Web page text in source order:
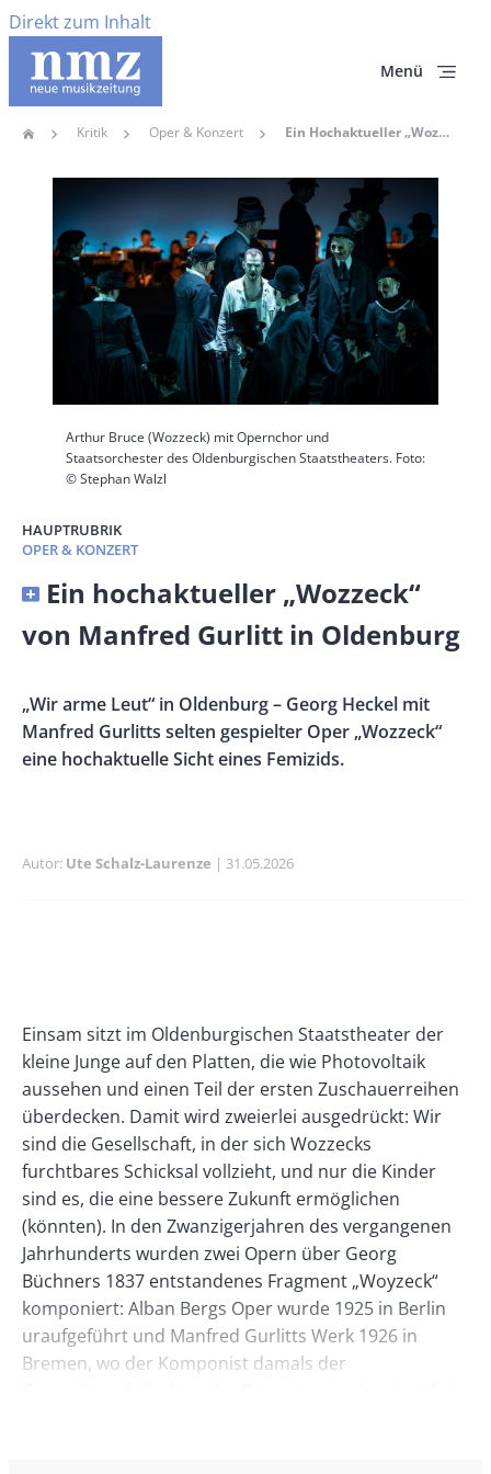
Direkt zum Inhalt
Menü
Home Kritik Oper & Konzert Ein Hochaktueller „Wozzeck“ Von Manfred Gurlitt In Oldenburg
Arthur Bruce (Wozzeck) mit Opernchor und
Staatsorchester des Oldenburgischen Staatstheaters. Foto:
© Stephan Walzl
HAUPTRUBRIK
OPER & KONZERT
Banner
Size
Ein hochaktueller „Wozzeck“
von Manfred Gurlitt in Oldenburg
Vorspann
/
Teaser
„Wir arme Leut“ in Oldenburg – Georg Heckel mit
Manfred Gurlitts selten gespielter Oper „Wozzeck“
eine hochaktuelle Sicht eines Femizids.
Autor Ute Schalz-Laurenze Publikationsdatum
31.05.2026
Right
Paragraphs
Text
Einsam sitzt im Oldenburgischen Staatstheater der
kleine Junge auf den Platten, die wie Photovoltaik
aussehen und einen Teil der ersten Zuschauerreihen
überdecken. Damit wird zweierlei ausgedrückt: Wir
sind die Gesellschaft, in der sich Wozzecks
furchtbares Schicksal vollzieht, und nur die Kinder
sind es, die eine bessere Zukunft ermöglichen
(könnten). In den Zwanzigerjahren des vergangenen
Jahrhunderts wurden zwei Opern über Georg
Büchners 1837 entstandenes Fragment „Woyzeck“
komponiert: Alban Bergs Oper wurde 1925 in Berlin
uraufgeführt und Manfred Gurlitts Werk 1926 in
Bremen, wo der Komponist damals der